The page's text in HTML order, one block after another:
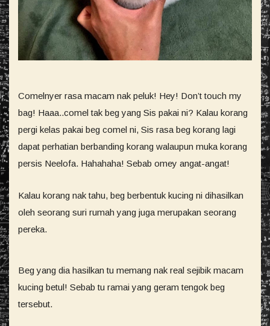
Comelnyer rasa macam nak peluk! Hey! Don’t touch my
bag! Haaa..comel tak beg yang Sis pakai ni? Kalau korang
pergi kelas pakai beg comel ni, Sis rasa beg korang lagi
dapat perhatian berbanding korang walaupun muka korang
persis Neelofa. Hahahaha! Sebab omey angat-angat!
Kalau korang nak tahu, beg berbentuk kucing ni dihasilkan
oleh seorang suri rumah yang juga merupakan seorang
pereka.
Beg yang dia hasilkan tu memang nak real sejibik macam
kucing betul! Sebab tu ramai yang geram tengok beg
tersebut.